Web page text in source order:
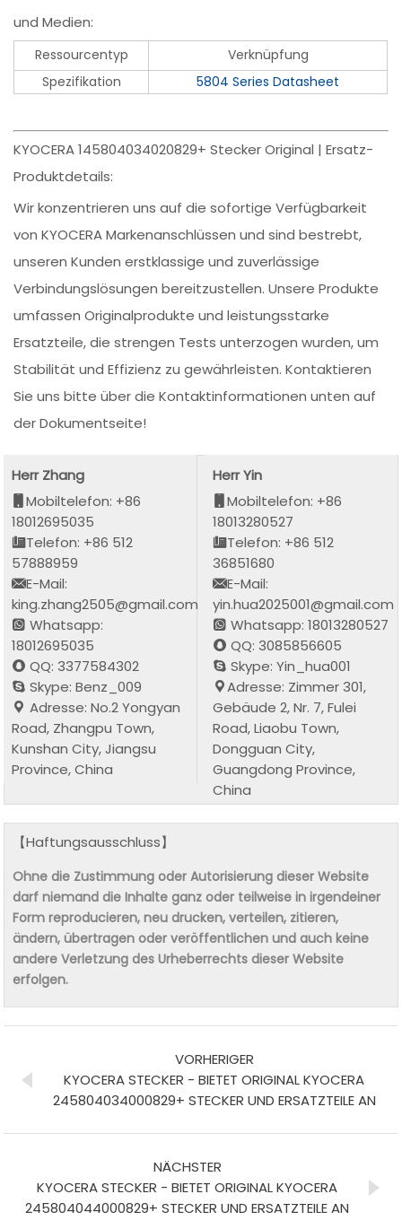
und Medien:
Ressourcentyp
Verknüpfung
Spezifikation
5804 Series Datasheet
KYOCERA 145804034020829+ Stecker Original | Ersatz-
Produktdetails:
Wir konzentrieren uns auf die sofortige Verfügbarkeit
von KYOCERA Markenanschlüssen und sind bestrebt,
unseren Kunden erstklassige und zuverlässige
Verbindungslösungen bereitzustellen. Unsere Produkte
umfassen Originalprodukte und leistungsstarke
Ersatzteile, die strengen Tests unterzogen wurden, um
Stabilität und Effizienz zu gewährleisten. Kontaktieren
Sie uns bitte über die Kontaktinformationen unten auf
der Dokumentseite!
Herr Zhang
Mobiltelefon: +86
18012695035
Telefon: +86 512
57888959
E-Mail:
king.zhang2505@gmail.com
Whatsapp:
18012695035
QQ: 3377584302
Skype: Benz_009
Adresse: No.2 Yongyan
Road, Zhangpu Town,
Kunshan City, Jiangsu
Province, China
Herr Yin
Mobiltelefon: +86
18013280527
Telefon: +86 512
36851680
E-Mail:
yin.hua2025001@gmail.com
Whatsapp: 18013280527
QQ: 3085856605
Skype: Yin_hua001
Adresse: Zimmer 301,
Gebäude 2, Nr. 7, Fulei
Road, Liaobu Town,
Dongguan City,
Guangdong Province,
China
【Haftungsausschluss】
Ohne die Zustimmung oder Autorisierung dieser Website
darf niemand die Inhalte ganz oder teilweise in irgendeiner
Form reproducieren, neu drucken, verteilen, zitieren,
ändern, übertragen oder veröffentlichen und auch keine
andere Verletzung des Urheberrechts dieser Website
erfolgen.
VORHERIGER
KYOCERA STECKER - BIETET ORIGINAL KYOCERA
245804034000829+ STECKER UND ERSATZTEILE AN
NÄCHSTER
KYOCERA STECKER - BIETET ORIGINAL KYOCERA
245804044000829+ STECKER UND ERSATZTEILE AN